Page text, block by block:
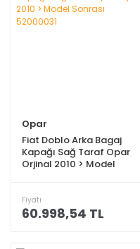
Opar
Fiat Doblo Arka Bagaj
Kapağı Sağ Taraf Opar
Orjinal 2010 > Model
Fiyatı
60.998,54 TL